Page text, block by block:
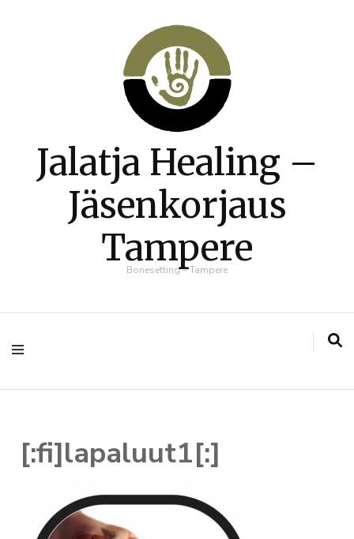
Jalatja Healing –
Jäsenkorjaus
Tampere
Bonesetting – Tampere
[:fi]lapaluut1[:]